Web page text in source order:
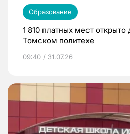
Образование
1 810 платных мест открыто
Томском политехе
09:40 / 31.07.26